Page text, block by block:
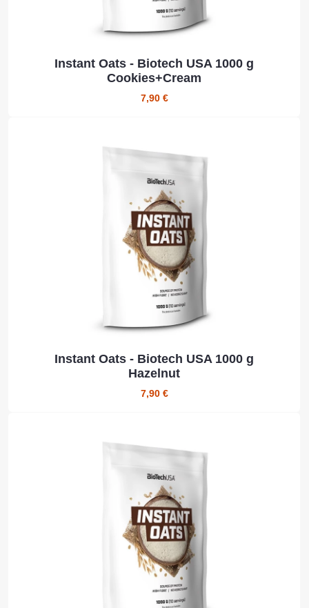
Instant Oats - Biotech USA 1000 g
Cookies+Cream
7,90 €
Instant Oats - Biotech USA 1000 g
Hazelnut
7,90 €